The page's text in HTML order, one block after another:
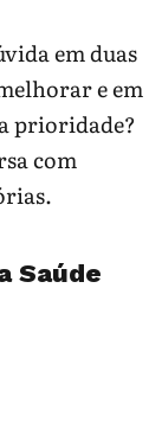
em duas
e em
prioridade?
com
Saúde